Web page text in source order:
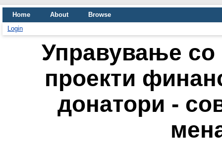
Home About
Browse
Login
Управување со
проекти
донатори -